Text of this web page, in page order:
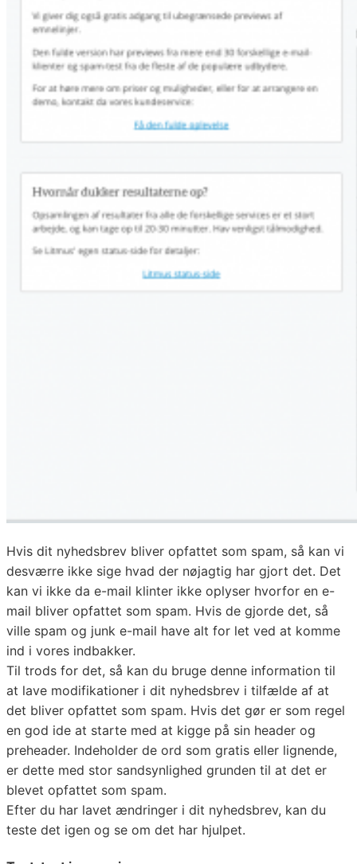
Hvis dit nyhedsbrev bliver opfattet som spam, så kan vi
desværre ikke sige hvad der nøjagtig har gjort det. Det
kan vi ikke da e-mail klinter ikke oplyser hvorfor en e-
mail bliver opfattet som spam. Hvis de gjorde det, så
ville spam og junk e-mail have alt for let ved at komme
ind i vores indbakker.
Til trods for det, så kan du bruge denne information til
at lave modifikationer i dit nyhedsbrev i tilfælde af at
det bliver opfattet som spam. Hvis det gør er som regel
en god ide at starte med at kigge på sin header og
preheader. Indeholder de ord som gratis eller lignende,
er dette med stor sandsynlighed grunden til at det er
blevet opfattet som spam.
Efter du har lavet ændringer i dit nyhedsbrev, kan du
teste det igen og se om det har hjulpet.